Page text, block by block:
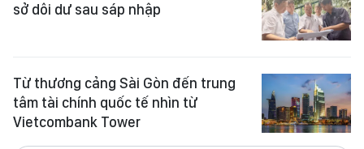
sở dôi dư sau sáp nhập
Từ thương cảng Sài Gòn đến trung
tâm tài chính quốc tế nhìn từ
Vietcombank Tower